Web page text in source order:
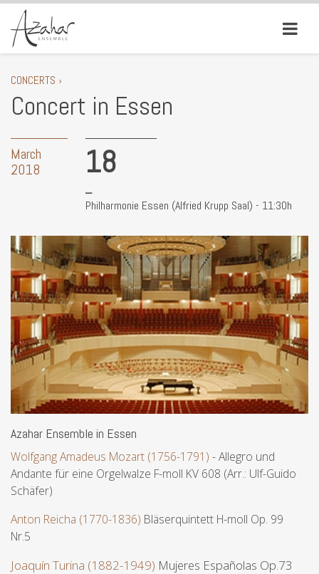
CONCERTS ›
Concert in Essen
March
2018
18
Philharmonie Essen (Alfried Krupp Saal) - 11:30h
Azahar Ensemble in Essen
Wolfgang Amadeus Mozart (1756-1791) - Allegro und
Andante für eine Orgelwalze F-moll KV 608 (Arr.: Ulf-Guido
Schäfer)
Anton Reicha (1770-1836) Bläserquintett H-moll Op. 99
Nr.5
Joaquín Turina (1882-1949) Mujeres Españolas Op.73